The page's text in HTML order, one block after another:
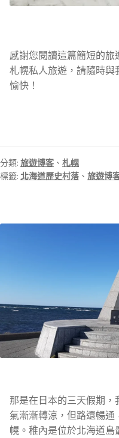
感謝您閱讀這篇簡短的
札幌私人旅遊，請隨時與
愉快！
分類: 旅遊博客 、 札幌
標籤: 北海道歷史村落 、 旅遊博
那是在日本的三天假期
氣漸漸轉涼，但路還暢
幌。稚內是位於北海道島